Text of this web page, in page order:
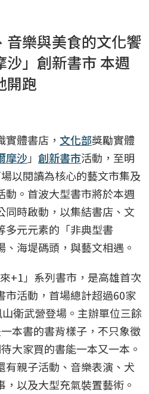
音樂與美食的文化饗
沙」創新書市 本週
開跑
體書店， 文化部獎勵實體
摩沙」 創新書市活動，至明
以閱讀為核心的藝文市集及
動。首波大型書市將於本週
同時啟動，以集結書店、文
多元元素的「非典型書
海堤碼頭，與藝文相遇。
+1」系列書市，是高雄首次
市活動，首場總計超過60家
衛武營登場。主辦單位三餘
本書的書背樣子，不只象徵
大家買的書能一本又一本。
有親子活動、音樂表演、犬
以及大型充氣裝置藝術。